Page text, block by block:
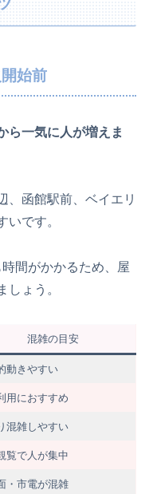
始前
ら一気に人が増えま
、函館駅前、ベイエリ
いです。
間がかかるため、屋
しょう。
混雑の目安
動きやすい
用におすすめ
混雑しやすい
覧で人が集中
・市電が混雑